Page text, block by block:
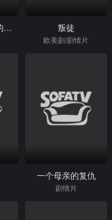
致我们终将逝去的青春 叛徒
欧美剧/剧情片
一个母亲的复仇
剧情片